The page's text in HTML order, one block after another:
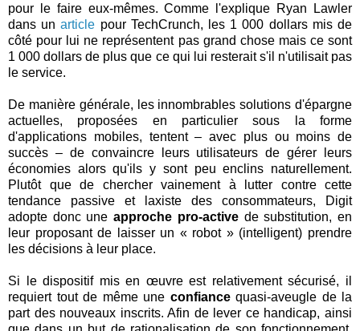
pour le faire eux-mêmes. Comme l'explique Ryan Lawler
dans unarticle pour TechCrunch, les 1 000 dollars mis de
côté pour lui ne représentent pas grand chose mais ce sont
1 000 dollars de plus que ce qui lui resterait s'il n'utilisait pas
le service.
De manière générale, les innombrables solutions d'épargne
actuelles, proposées en particulier sous la forme
d'applications mobiles, tentent – avec plus ou moins de
succès – de convaincre leurs utilisateurs de gérer leurs
économies alors qu'ils y sont peu enclins naturellement.
Plutôt que de chercher vainement à lutter contre cette
tendance passive et laxiste des consommateurs, Digit
adopte donc uneapproche pro-activede substitution, en
leur proposant de laisser un « robot » (intelligent) prendre
les décisions à leur place.
Si le dispositif mis en œuvre est relativement sécurisé, il
requiert tout de même une confiancequasi-aveugle de la
part des nouveaux inscrits. Afin de lever ce handicap, ainsi